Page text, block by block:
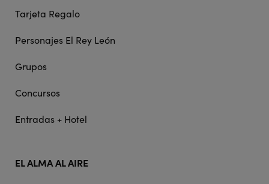
Tarjeta Regalo
Personajes El Rey León
Grupos
Concursos
Entradas + Hotel
EL ALMA AL AIRE